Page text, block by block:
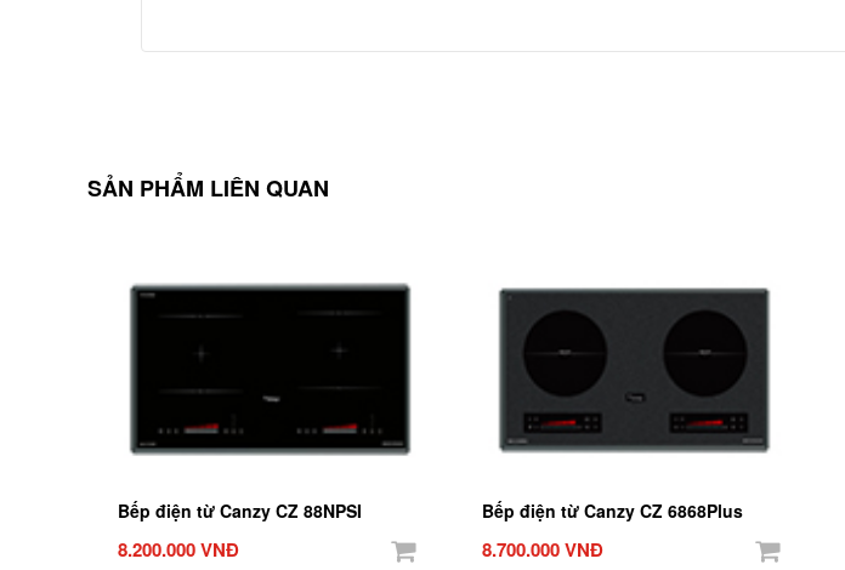
SẢN PHẨM LIÊN QUAN
Bếp điện từ Canzy CZ 88NPSI
8.200.000 VNĐ
Bếp điện từ Canzy CZ 6868Plus
8.700.000 VNĐ